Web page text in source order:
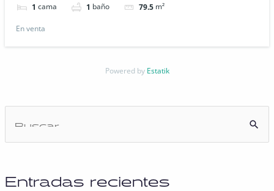
1 cama 1 baño 79.5m²
En venta
Powered by Estatik
Entradas recientes